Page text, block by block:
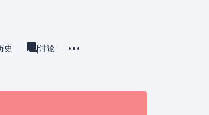
史 associated-pages
用户页
讨论